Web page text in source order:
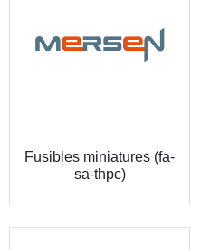
Fusibles miniatures (fa-
sa-thpc)